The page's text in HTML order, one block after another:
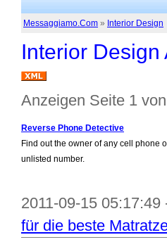
Messaggiamo.Com » Interior Design
Interior Design
Anzeigen Seite 1
Reverse Phone Detective
Find out the owner of any cell phone
unlisted number.
2011-09-15 05:17:49
für die beste